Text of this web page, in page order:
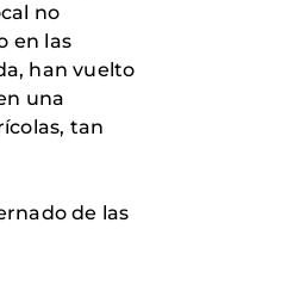
no
en las
han vuelto
una
tan
de las